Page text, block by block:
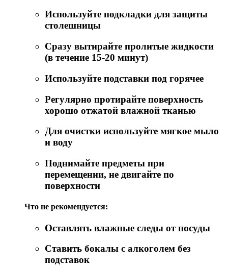
Используйте подкладки для защиты
столешницы
Сразу вытирайте пролитые жидкости
(в течение 15-20 минут)
Используйте подставки под горячее
Регулярно протирайте поверхность
хорошо отжатой влажной тканью
Для очистки используйте мягкое мыло
и воду
Поднимайте предметы при
перемещении, не двигайте по
поверхности
Что не рекомендуется:
Оставлять влажные следы от посуды
Ставить бокалы с алкоголем без
подставок